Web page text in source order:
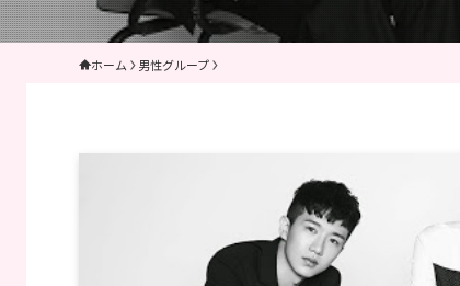
ホーム 男性グループ